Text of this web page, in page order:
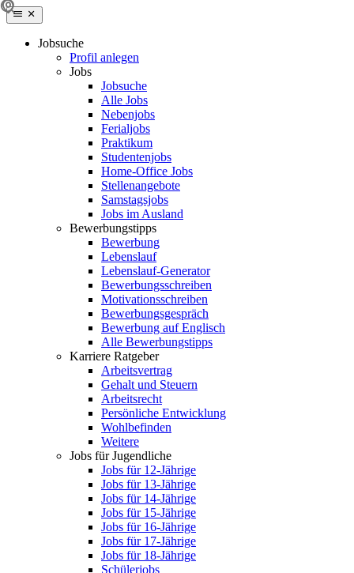
Jobsuche
Profil anlegen
Jobs
Jobsuche
Alle Jobs
Nebenjobs
Ferialjobs
Praktikum
Studentenjobs
Home-Office Jobs
Stellenangebote
Samstagsjobs
Jobs im Ausland
Bewerbungstipps
Bewerbung
Lebenslauf
Lebenslauf-Generator
Bewerbungsschreiben
Motivationsschreiben
Bewerbungsgespräch
Bewerbung auf Englisch
Alle Bewerbungstipps
Karriere Ratgeber
Arbeitsvertrag
Gehalt und Steuern
Arbeitsrecht
Persönliche Entwicklung
Wohlbefinden
Weitere
Jobs für Jugendliche
Jobs für 12-Jährige
Jobs für 13-Jährige
Jobs für 14-Jährige
Jobs für 15-Jährige
Jobs für 16-Jährige
Jobs für 17-Jährige
Jobs für 18-Jährige
Schülerjobs